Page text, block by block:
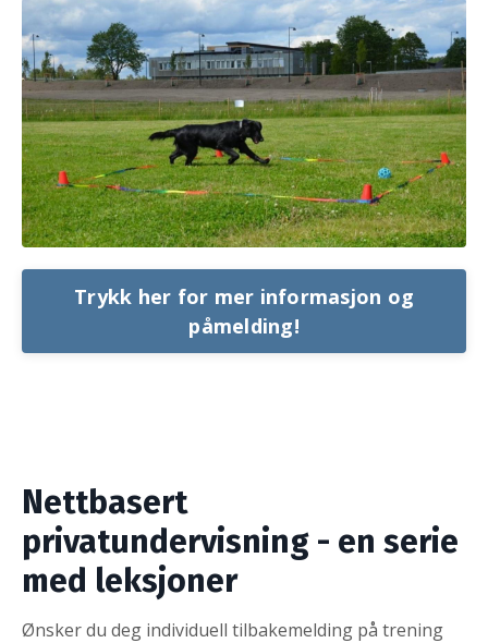
Trykk her for mer informasjon og
påmelding!
Nettbasert
privatundervisning - en serie
med leksjoner
Ønsker du deg individuell tilbakemelding på trening